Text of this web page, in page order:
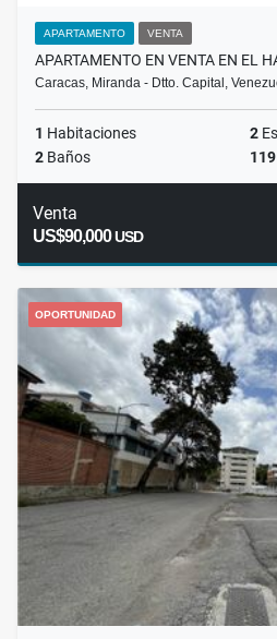
APARTAMENTO VENTA
APARTAMENTO EN VENTA EN EL
Caracas, Miranda - Dtto. Capital,
1 Habitaciones 2
2 Baños 119
Venta
US$90,000USD
OPORTUNIDAD